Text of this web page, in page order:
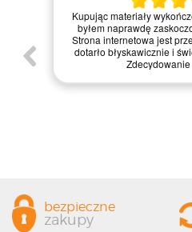
Kupując materiały
byłem naprawdę zaskoczony
Strona internetowa jest
dotarło błyskawicznie i świetnie
Zdecydowanie
bezpieczne
zakupy